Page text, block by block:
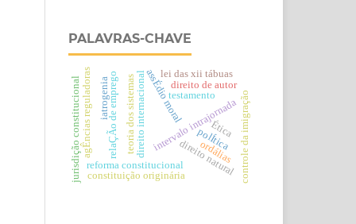
PALAVRAS-CHAVE
assÉdio moral
intervalo intrajornada
direito internacional
reforma constitucional
relaÇÃo de emprego direito natural
testamento
teoria dos sistemas
jurisdição constitucional constituição originária
direito de autor
polÍtica controle da imigração
lei das xii tábuas
iatrogenia
Ética
ordálias
agÊncias reguladoras